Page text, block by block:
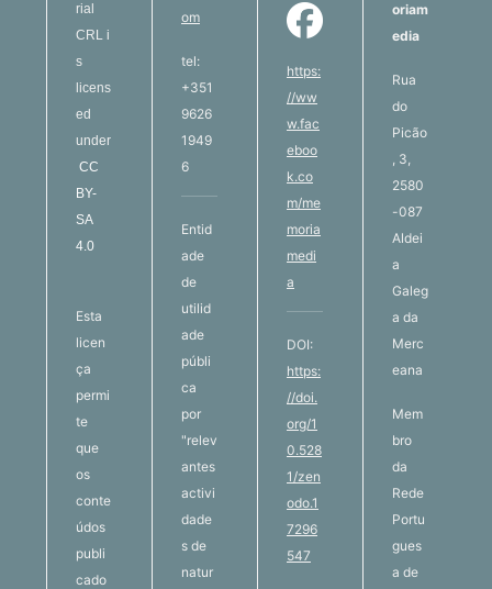
rial
CRL i
s
licens
ed
under
CC
BY-
SA
4.0
Esta
licen
ça
permi
te
que
os
conte
údos
publi
cado
om
tel:
+351
9626
1949
6
Entid
ade
de
utilid
ade
públi
ca
por
"relev
antes
activi
dade
s de
natur
https:
//ww
w.fac
eboo
k.co
m/me
moria
medi
a
DOI:
https:
//doi.
org/1
0.528
1/zen
odo.1
7296
547
oriam
edia
Rua
do
Picão
, 3,
2580
-087
Aldei
a
Galeg
a da
Merc
eana
Mem
bro
da
Rede
Portu
gues
a de